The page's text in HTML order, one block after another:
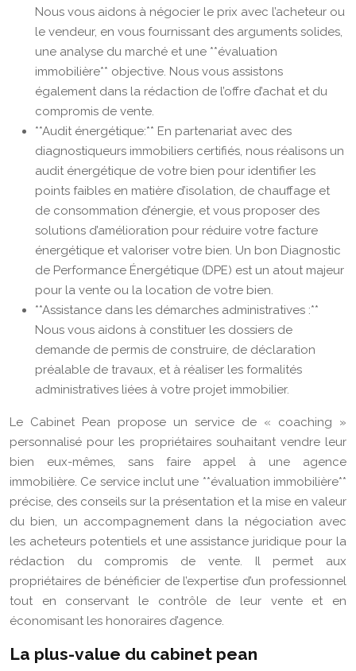
Nous vous aidons à négocier le prix avec l’acheteur ou
le vendeur, en vous fournissant des arguments solides,
une analyse du marché et une **évaluation
immobilière** objective. Nous vous assistons
également dans la rédaction de l’offre d’achat et du
compromis de vente.
**Audit énergétique:** En partenariat avec des
diagnostiqueurs immobiliers certifiés, nous réalisons un
audit énergétique de votre bien pour identifier les
points faibles en matière d’isolation, de chauffage et
de consommation d’énergie, et vous proposer des
solutions d’amélioration pour réduire votre facture
énergétique et valoriser votre bien. Un bon Diagnostic
de Performance Énergétique (DPE) est un atout majeur
pour la vente ou la location de votre bien.
**Assistance dans les démarches administratives :**
Nous vous aidons à constituer les dossiers de
demande de permis de construire, de déclaration
préalable de travaux, et à réaliser les formalités
administratives liées à votre projet immobilier.
Le Cabinet Pean propose un service de « coaching »
personnalisé pour les propriétaires souhaitant vendre leur
bien eux-mêmes, sans faire appel à une agence
immobilière. Ce service inclut une **évaluation immobilière**
précise, des conseils sur la présentation et la mise en valeur
du bien, un accompagnement dans la négociation avec
les acheteurs potentiels et une assistance juridique pour la
rédaction du compromis de vente. Il permet aux
propriétaires de bénéficier de l’expertise d’un professionnel
tout en conservant le contrôle de leur vente et en
économisant les honoraires d’agence.
La plus-value du cabinet pean